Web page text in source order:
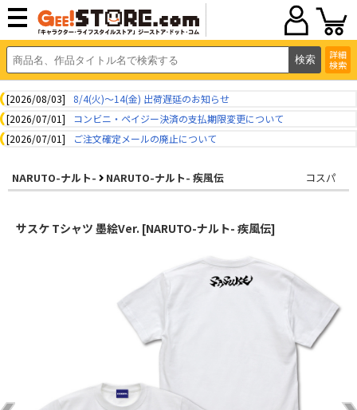
詳細
検索
[2026/08/03]
8/4(火)～14(金) 出荷遅延のお知らせ
[2026/07/01]
コンビニ・ペイジー決済の支払期限変更について
[2026/07/01]
ご注文確定メールの廃止について
NARUTO-ナルト- NARUTO-ナルト- 疾風伝 コスパ
サスケ Tシャツ 墨絵Ver. [NARUTO-ナルト- 疾風伝]